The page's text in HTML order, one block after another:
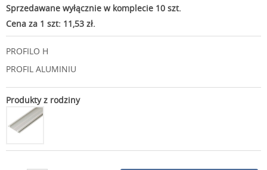
Sprzedawane wyłącznie w komplecie 10 szt.
Cena za 1 szt: 11,53 zł.
PROFILO H
PROFIL ALUMINIU
Produkty z rodziny